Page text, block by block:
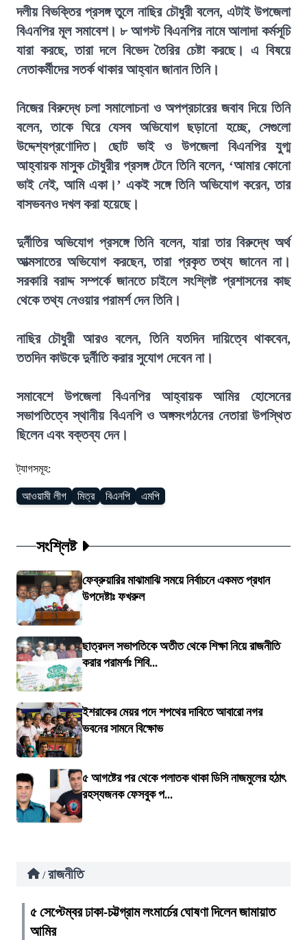
দলীয় বিভক্তির প্রসঙ্গ তুলে নাছির চৌধুরী বলেন, এটাই উপজেলা
বিএনপির মূল সমাবেশ। ৮ আগস্ট বিএনপির নামে আলাদা কর্মসূচি
যারা করছে, তারা দলে বিভেদ তৈরির চেষ্টা করছে। এ বিষয়ে
নেতাকর্মীদের সতর্ক থাকার আহ্বান জানান তিনি।
নিজের বিরুদ্ধে চলা সমালোচনা ও অপপ্রচারের জবাব দিয়ে তিনি
বলেন, তাকে ঘিরে যেসব অভিযোগ ছড়ানো হচ্ছে, সেগুলো
উদ্দেশ্যপ্রণোদিত। ছোট ভাই ও উপজেলা বিএনপির যুগ্ম
আহ্বায়ক মাসুক চৌধুরীর প্রসঙ্গ টেনে তিনি বলেন, ‘আমার কোনো
ভাই নেই, আমি একা।’ একই সঙ্গে তিনি অভিযোগ করেন, তার
বাসভবনও দখল করা হয়েছে।
দুর্নীতির অভিযোগ প্রসঙ্গে তিনি বলেন, যারা তার বিরুদ্ধে অর্থ
আত্মসাতের অভিযোগ করছেন, তারা প্রকৃত তথ্য জানেন না।
সরকারি বরাদ্দ সম্পর্কে জানতে চাইলে সংশ্লিষ্ট প্রশাসনের কাছ
থেকে তথ্য নেওয়ার পরামর্শ দেন তিনি।
নাছির চৌধুরী আরও বলেন, তিনি যতদিন দায়িত্বে থাকবেন,
ততদিন কাউকে দুর্নীতি করার সুযোগ দেবেন না।
সমাবেশে উপজেলা বিএনপির আহ্বায়ক আমির হোসেনের
সভাপতিত্বে স্থানীয় বিএনপি ও অঙ্গসংগঠনের নেতারা উপস্থিত
ছিলেন এবং বক্তব্য দেন।
ট্যাগসমূহ:
আওয়ামী লীগ মিত্র বিএনপি এমপি
সংশ্লিষ্ট
ফেব্রুয়ারির মাঝামাঝি সময়ে নির্বাচনে একমত প্রধান
উপদেষ্টাঃ ফখরুল
ছাত্রদল সভাপতিকে অতীত থেকে শিক্ষা নিয়ে রাজনীতি
করার পরামর্শঃ শিবি...
ইশরাকের মেয়র পদে শপথের দাবিতে আবারো নগর
ভবনের সামনে বিক্ষোভ
৫ আগষ্টের পর থেকে পলাতক থাকা ডিসি নাজমুলের হঠাৎ
রহস্যজনক ফেসবুক প...
/ রাজনীতি
৫ সেপ্টেম্বর ঢাকা-চট্টগ্রাম লংমার্চের ঘোষণা দিলেন জামায়াত
আমির